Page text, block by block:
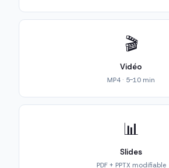
🎬
Vidéo
MP4 · 5-10 min
📊
Slides
PDF + PPTX modifiable